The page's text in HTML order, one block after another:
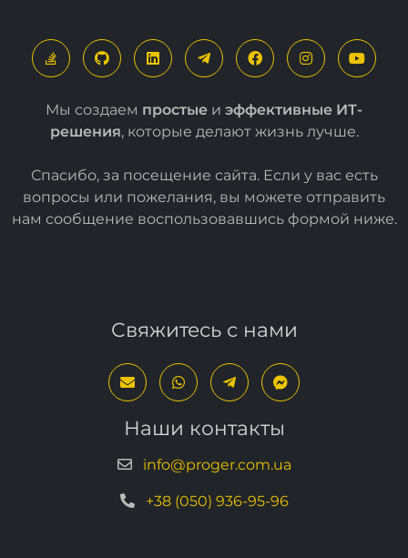
Мы создаем простые и эффективные ИТ-
решения, которые делают жизнь лучше.
Спасибо, за посещение сайта. Если у вас есть
вопросы или пожелания, вы можете отправить
нам сообщение воспользовавшись формой ниже.
Свяжитесь с нами
Наши контакты
info@proger.com.ua
+38 (050) 936-95-96